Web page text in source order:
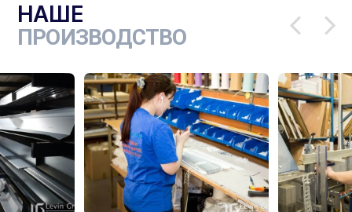
НАШЕ
ПРОИЗВОДСТВО